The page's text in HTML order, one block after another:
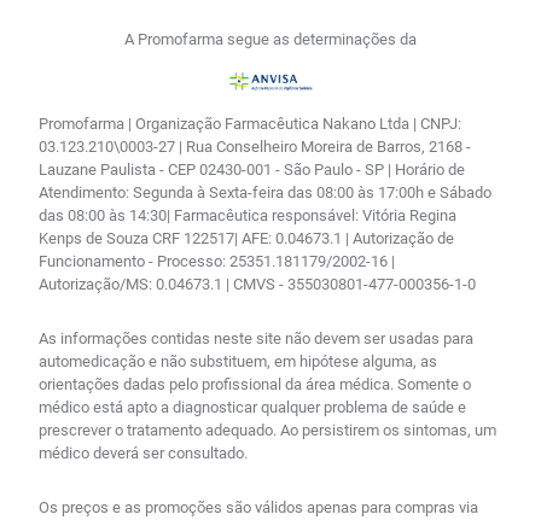
A Promofarma segue as determinações da
Promofarma | Organização Farmacêutica Nakano Ltda | CNPJ:
03.123.210\0003-27 | Rua Conselheiro Moreira de Barros, 2168 -
Lauzane Paulista - CEP 02430-001 - São Paulo - SP | Horário de
Atendimento: Segunda à Sexta-feira das 08:00 às 17:00h e Sábado
das 08:00 às 14:30| Farmacêutica responsável: Vitória Regina
Kenps de Souza CRF 122517| AFE: 0.04673.1 | Autorização de
Funcionamento - Processo: 25351.181179/2002-16 |
Autorização/MS: 0.04673.1 | CMVS - 355030801-477-000356-1-0
As informações contidas neste site não devem ser usadas para
automedicação e não substituem, em hipótese alguma, as
orientações dadas pelo profissional da área médica. Somente o
médico está apto a diagnosticar qualquer problema de saúde e
prescrever o tratamento adequado. Ao persistirem os sintomas, um
médico deverá ser consultado.
Os preços e as promoções são válidos apenas para compras via